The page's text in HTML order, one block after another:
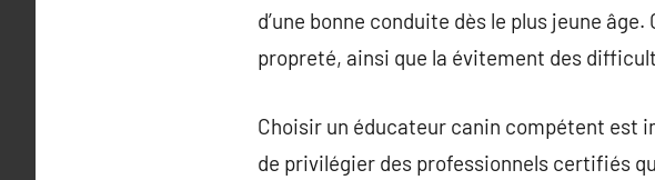
d’une bonne conduite dès le plus jeune
propreté, ainsi que la évitement des
Choisir un éducateur canin compétent est
de privilégier des professionnels certifiés